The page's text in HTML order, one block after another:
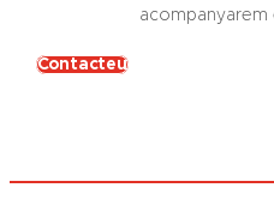
Contacteu